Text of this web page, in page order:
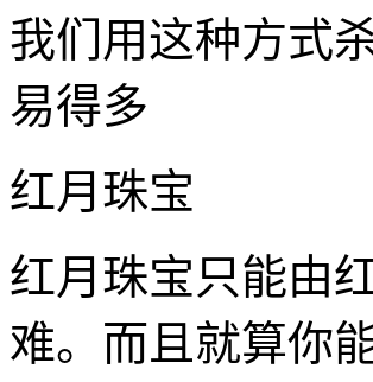
我们用这种方式
易得多
红月珠宝
红月珠宝只能由
难。而且就算你